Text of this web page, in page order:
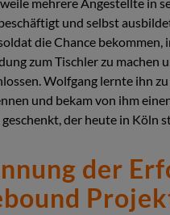
und selbst
die Chance bekommen,
zum Tischler zu machen
Wolfgang lernte ihn zu
und bekam von ihm
der heute in Köln
der